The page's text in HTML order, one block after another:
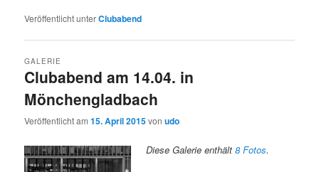
Veröffentlicht unterClubabend
Clubabend am 14.04. in
Mönchengladbach
GALERIE
Veröffentlicht am15. April 2015vonudo
Diese Galerie enthält8 Fotos.